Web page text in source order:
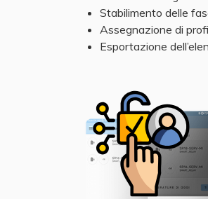
Stabilimento delle
Assegnazione di
Esportazione